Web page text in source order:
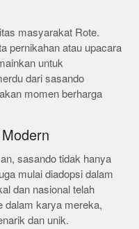
masyarakat Rote.
pernikahan atau upacara
untuk
dari sasando
momen berharga
sasando tidak hanya
mulai diadopsi dalam
dan nasional telah
dalam karya mereka,
dan unik.